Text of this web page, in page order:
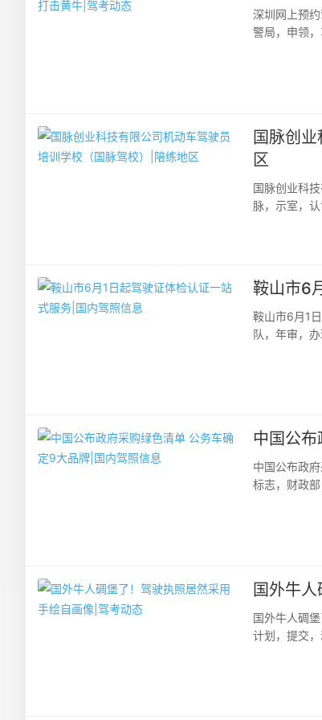
深圳网上预
警局，申领
国脉创
区
国脉创业科
脉，示室，
鞍山市6
鞍山市6月1
队，年审，
中国公
中国公布政
标志，财政
国外牛
国外牛人碉
计划，提交